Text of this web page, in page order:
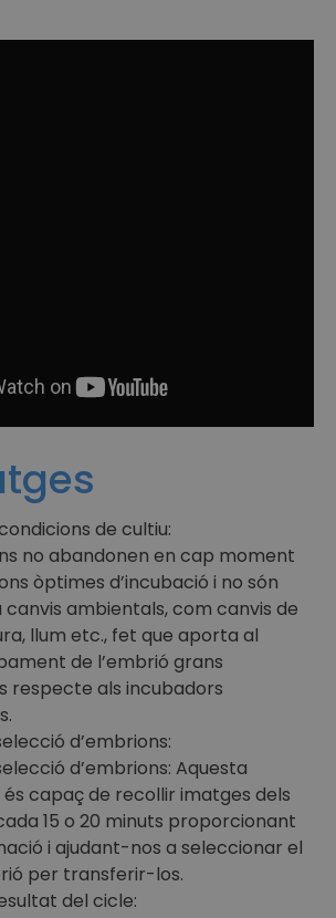
Cultiu ininterromput i
dels embrions.
de cultiu:
no abandonen en cap moment
òptimes d’incubació i no són
canvis ambientals, com canvis de
llum etc., fet que aporta al
de l’embrió grans
respecte als incubadors
d’embrions:
d’embrions: Aquesta
capaç de recollir imatges dels
15 o 20 minuts proporcionant
i ajudant-nos a seleccionar el
per transferir-los.
del cicle: